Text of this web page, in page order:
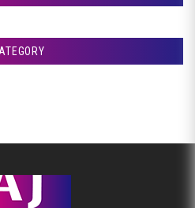
オイル交換です♪
ＩＮです♪